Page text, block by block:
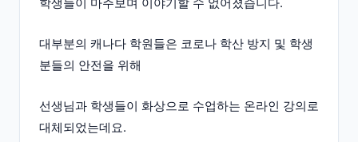
대부분의 캐나다 학원들은 코로나 학산 방지 및 학생
분들의 안전을 위해
선생님과 학생들이 화상으로 수업하는 온라인 강의로
대체되었는데요.